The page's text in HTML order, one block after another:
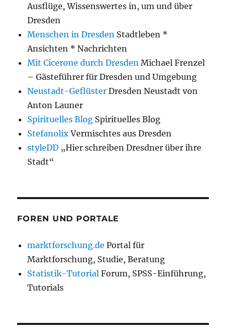
Ausflüge, Wissenswertes in, um und über
Dresden
Menschen in Dresden Stadtleben *
Ansichten * Nachrichten
Mit Cicerone durch Dresden Michael Frenzel
– Gästeführer für Dresden und Umgebung
Neustadt-Geflüster Dresden Neustadt von
Anton Launer
Spirituelles Blog Spirituelles Blog
StefanolixVermischtes aus Dresden
styleDD „Hier schreiben Dresdner über ihre
Stadt“
FOREN UND PORTALE
marktforschung.de Portal für
Marktforschung, Studie, Beratung
Statistik-Tutorial Forum, SPSS-Einführung,
Tutorials